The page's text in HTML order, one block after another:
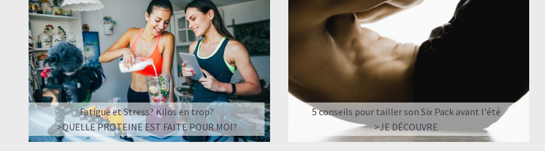
Fatigue et Stress? Kilos en trop?
>QUELLE PROTEINE EST FAITE POUR MOI?
5 conseils pour tailler son Six Pack avant l'été
>JE DÉCOUVRE